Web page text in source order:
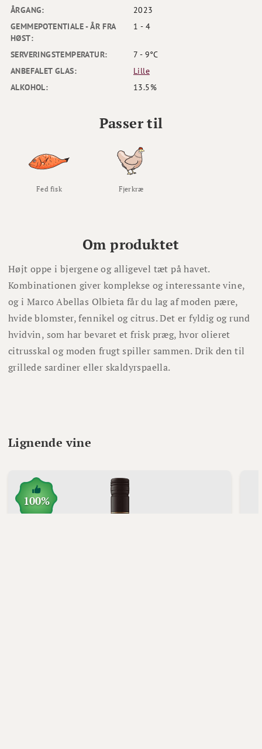
ÅRGANG:
2023
GEMMEPOTENTIALE - ÅR FRA
HØST:
1 - 4
SERVERINGSTEMPERATUR:
7 - 9°C
ANBEFALET GLAS:
Lille
ALKOHOL:
13.5%
Passer til
Fed fisk Fjerkræ
Om produktet
Højt oppe i bjergene og alligevel tæt på havet.
Kombinationen giver komplekse og interessante vine,
og i Marco Abellas Olbieta får du lag af moden pære,
hvide blomster, fennikel og citrus. Det er fyldig og rund
hvidvin, som har bevaret et frisk præg, hvor olieret
citrusskal og moden frugt spiller sammen. Drik den til
grillede sardiner eller skaldyrspaella.
Lignende vine
100%